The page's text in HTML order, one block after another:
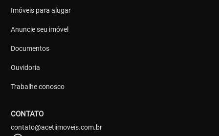
Imóveis para alugar
Anuncie seu imóvel
Documentos
Ouvidoria
Trabalhe conosco
CONTATO
contato@acetiimoveis.com.br